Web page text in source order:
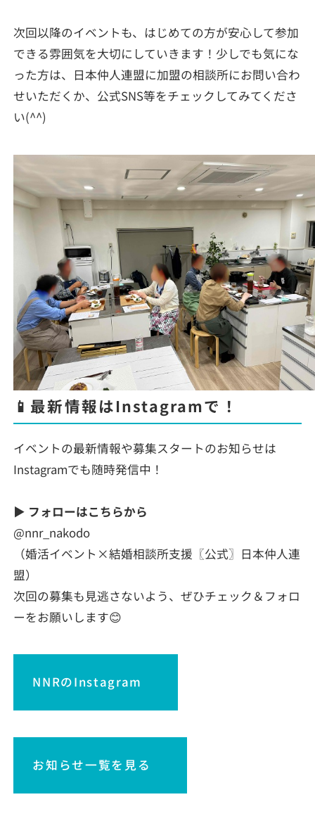
次回以降のイベントも、はじめての方が安心して参加
できる雰囲気を大切にしていきます！少しでも気にな
った方は、日本仲人連盟に加盟の相談所にお問い合わ
せいただくか、公式SNS等をチェックしてみてくださ
い(^^)
📱最新情報はInstagramで！
イベントの最新情報や募集スタートのお知らせは
Instagramでも随時発信中！
▶ フォローはこちらから
@nnr_nakodo
（婚活イベント×結婚相談所支援〖公式〗日本仲人連
盟）
次回の募集も見逃さないよう、ぜひチェック＆フォロ
ーをお願いします😊
NNRのInstagram
お知らせ一覧を見る